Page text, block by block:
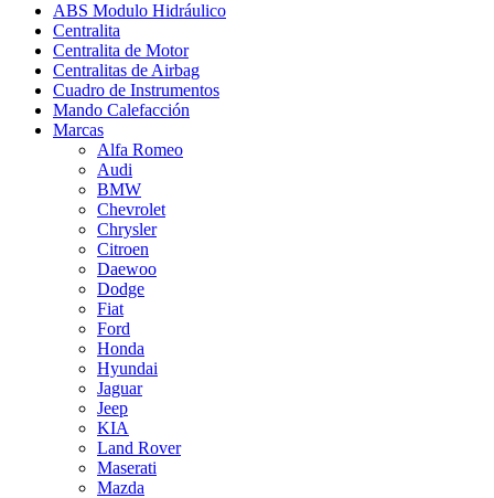
ABS Modulo Hidráulico
Centralita
Centralita de Motor
Centralitas de Airbag
Cuadro de Instrumentos
Mando Calefacción
Marcas
Alfa Romeo
Audi
BMW
Chevrolet
Chrysler
Citroen
Daewoo
Dodge
Fiat
Ford
Honda
Hyundai
Jaguar
Jeep
KIA
Land Rover
Maserati
Mazda